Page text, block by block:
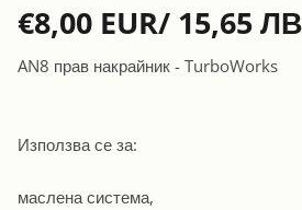
€8,00 EUR/ 15,65
AN8 прав накрайник - TurboWorks
Използва се за:
маслена система,